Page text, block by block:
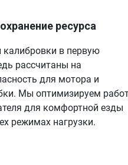
ресурса
в первую
рассчитаны на
для мотора и
Мы оптимизируем
для комфортной езды
режимах нагрузки.